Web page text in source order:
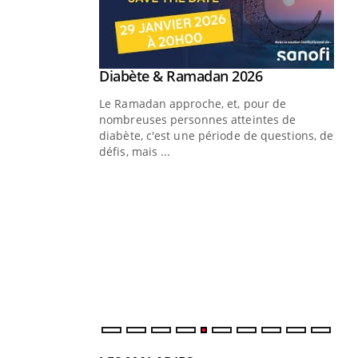
Nos mains
Youtube
Diabète & Ramadan 2026Youtube
Le Ramadan approche, et, pour de
nombreuses personnes atteintes de
diabète, c'est une période de questions, de
défis, mais ...